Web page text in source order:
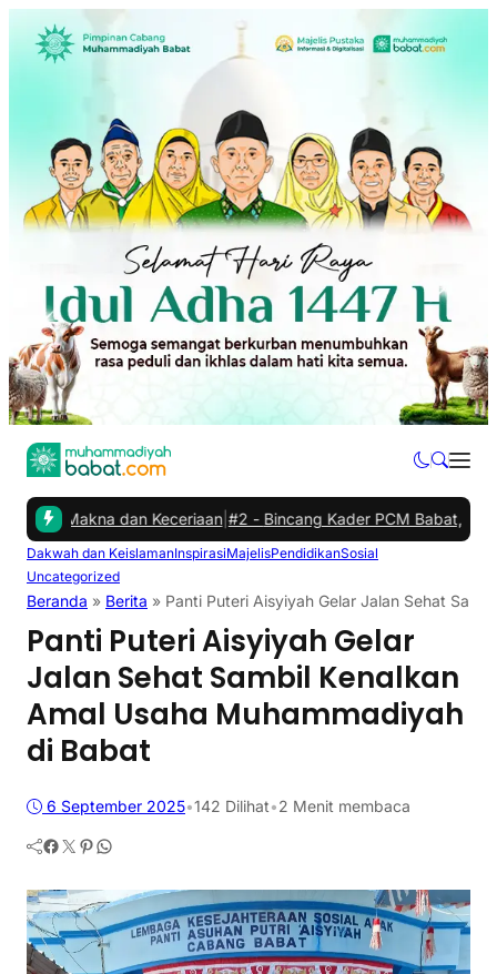
dan Keceriaan |#2 -Bincang Kader PCM Babat, Jembatani
Dakwah dan KeislamanInspirasiMajelisPendidikanSosial
Uncategorized
Beranda » Berita » Panti Puteri Aisyiyah Gelar Jalan Sehat
Panti Puteri Aisyiyah Gelar
Jalan Sehat Sambil Kenalkan
Amal Usaha Muhammadiyah
di Babat
6 September 2025•142 Dilihat•2 Menit membaca
Facebook Twitter Pinterest WhatsApp